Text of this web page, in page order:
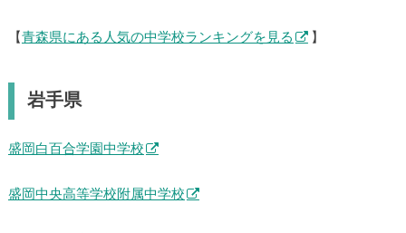
【 青森県にある人気の中学校ランキングを見る 】
岩手県
盛岡白百合学園中学校
盛岡中央高等学校附属中学校